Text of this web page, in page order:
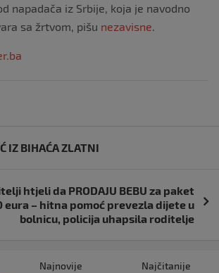
napadača iz Srbije, koja je navodno
sa žrtvom, pišu nezavisne
IZ BIHAĆA ZLATNI
htjeli da PRODAJU BEBU za paket
eura – hitna pomoć prevezla dijete u
bolnicu, policija uhapsila roditelje
Najnovije Najčitanije